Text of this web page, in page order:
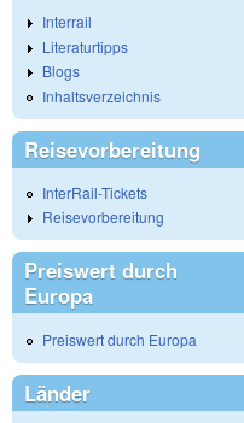
Interrail
Literaturtipps
Blogs
Inhaltsverzeichnis
Reisevorbereitung
InterRail-Tickets
Reisevorbereitung
Preiswert durch
Europa
Preiswert durch Europa
Länder